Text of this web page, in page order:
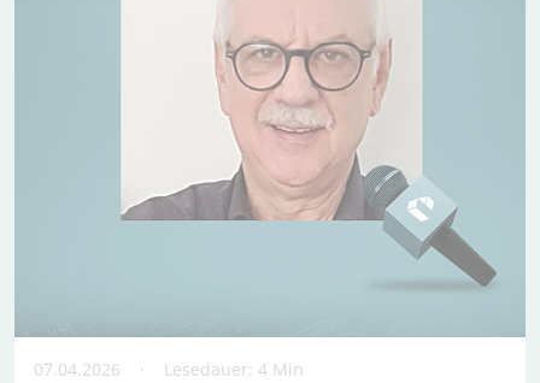
07.04.2026 Lesedauer: 4 Min